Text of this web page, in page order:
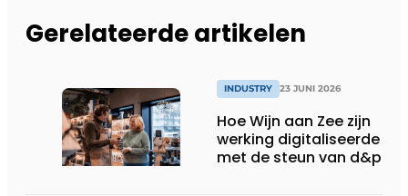
Gerelateerde artikelen
INDUSTRY 23 JUNI 2026
Hoe Wijn aan Zee zijn
werking digitaliseerde
met de steun van d&p